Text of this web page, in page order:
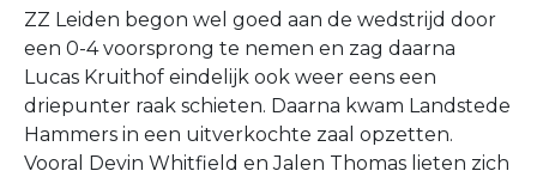
ZZ Leiden begon wel goed aan de wedstrijd door
een 0-4 voorsprong te nemen en zag daarna
Lucas Kruithof eindelijk ook weer eens een
driepunter raak schieten. Daarna kwam Landstede
Hammers in een uitverkochte zaal opzetten.
Vooral Devin Whitfield en Jalen Thomas lieten zich